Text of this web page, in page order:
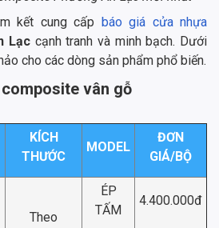
kết cung cấp báo giá cửa nhựa
Lạc cạnh tranh và minh bạch. Dưới
cho các dòng sản phẩm phổ biến.
vân gỗ
KÍCH
THƯỚC
MODEL
ĐƠN
GIÁ/BỘ
Theo
ÉP
TẤM
4.400.000đ